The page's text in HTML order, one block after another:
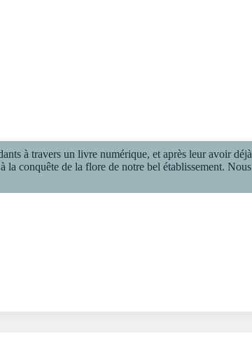
à travers un livre numérique, et après leur avoir déjà
la conquête de la flore de notre bel établissement. Nous